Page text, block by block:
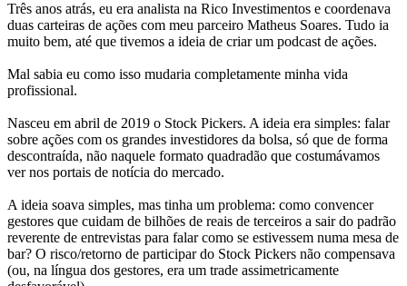
Três anos atrás, eu era analista na Rico Investimentos e coordenava
duas carteiras de ações com meu parceiro Matheus Soares. Tudo ia
muito bem, até que tivemos a ideia de criar um podcast de ações.
Mal sabia eu como isso mudaria completamente minha vida
profissional.
Nasceu em abril de 2019 o Stock Pickers. A ideia era simples: falar
sobre ações com os grandes investidores da bolsa, só que de forma
descontraída, não naquele formato quadradão que costumávamos
ver nos portais de notícia do mercado.
A ideia soava simples, mas tinha um problema: como convencer
gestores que cuidam de bilhões de reais de terceiros a sair do padrão
reverente de entrevistas para falar como se estivessem numa mesa de
bar? O risco/retorno de participar do Stock Pickers não compensava
(ou, na língua dos gestores, era um trade assimetricamente